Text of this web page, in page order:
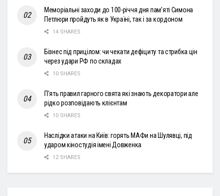
Меморіальні заходи до 100-річчя дня пам’яті Симона
Петлюри пройдуть як в Україні, так і за кордоном
14 SHARES
Бізнес під прицілом: чи чекати дефіциту та стрибка цін
через удари РФ по складах
10 SHARES
П’ять правил гарного свята які знають декоратори але
рідко розповідають клієнтам
10 SHARES
Наслідки атаки на Київ: горять МАФи на Шулявці, під
ударом кіностудія імені Довженка
12 SHARES